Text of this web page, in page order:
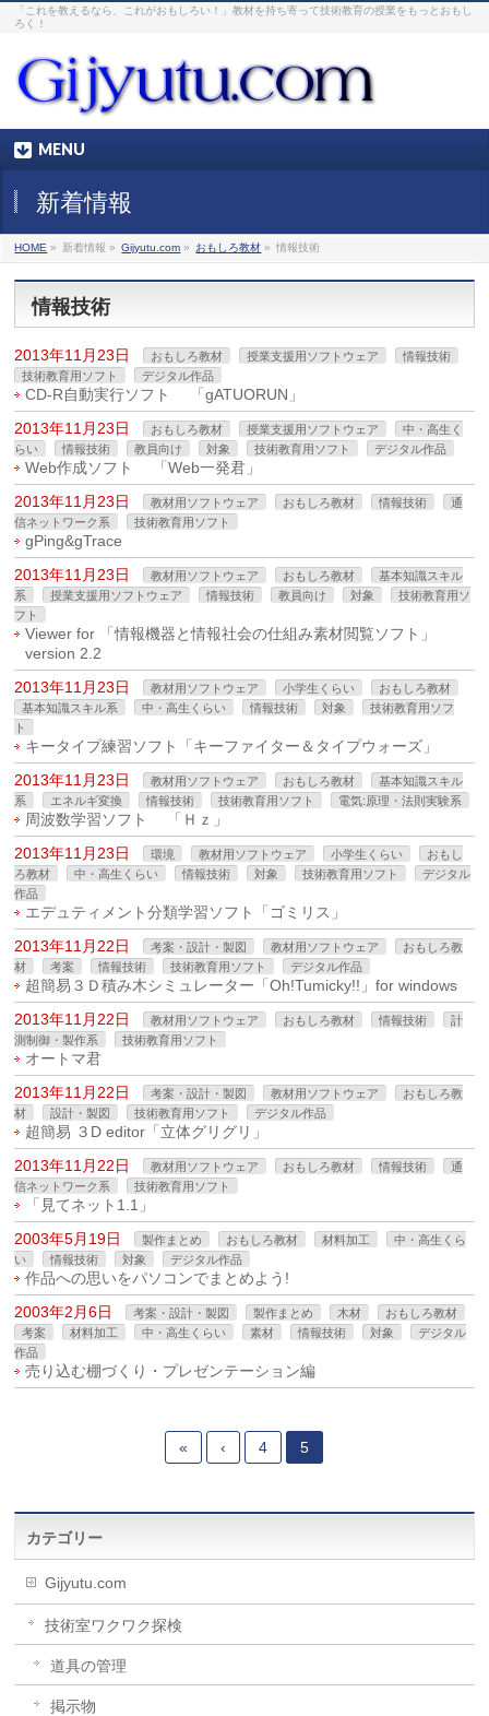
「これを教えるなら、これがおもしろい！」教材を持ち寄って技術教育の授業をもっとおもし
ろく！
MENU
新着情報
HOME » 新着情報 » Gijyutu.com » おもしろ教材 » 情報技術
情報技術
2013年11月23日 おもしろ教材 授業支援用ソフトウェア
情報技術
技術教育用ソフト
デジタル作品
CD-R自動実行ソフト 「gATUORUN」
2013年11月23日
おもしろ教材 授業支援用ソフトウェア
中・高生く
らい
情報技術 教員向け 対象 技術教育用ソフト デジタル作品
Web作成ソフト 「Web一発君」
2013年11月23日
教材用ソフトウェア おもしろ教材 情報技術
通
信ネットワーク系
技術教育用ソフト
gPing&gTrace
2013年11月23日
教材用ソフトウェア おもしろ教材
基本知識スキル
系
授業支援用ソフトウェア 情報技術 教員向け 対象
技術教育用ソ
フト
Viewer for 「情報機器と情報社会の仕組み素材閲覧ソフト」
version 2.2
2013年11月23日
教材用ソフトウェア 小学生くらい
おもしろ教材
基本知識スキル系
中・高生くらい 情報技術 対象
技術教育用ソフ
ト
キータイプ練習ソフト「キーファイター＆タイプウォーズ」
2013年11月23日
教材用ソフトウェア おもしろ教材
基本知識スキル
系
エネルギ変換 情報技術 技術教育用ソフト 電気:原理・法則実験系
周波数学習ソフト 「Ｈｚ」
2013年11月23日
環境 教材用ソフトウェア 小学生くらい
おもし
ろ教材
中・高生くらい 情報技術 対象 技術教育用ソフト
デジタル
作品
エデュティメント分類学習ソフト「ゴミリス」
2013年11月22日
考案・設計・製図 教材用ソフトウェア
おもしろ教
材
考案 情報技術 技術教育用ソフト デジタル作品
超簡易３Ｄ積み木シミュレーター「Oh!Tumicky!!」for windows
2013年11月22日
教材用ソフトウェア おもしろ教材 情報技術
計
測制御・製作系
技術教育用ソフト
オートマ君
2013年11月22日
考案・設計・製図 教材用ソフトウェア
おもしろ教
材
設計・製図 技術教育用ソフト デジタル作品
超簡易 ３D editor「立体グリグリ」
2013年11月22日
教材用ソフトウェア おもしろ教材 情報技術
通
信ネットワーク系
技術教育用ソフト
「見てネット1.1」
2003年5月19日
製作まとめ おもしろ教材 材料加工
中・高生くら
い
情報技術 対象 デジタル作品
作品への思いをパソコンでまとめよう!
2003年2月6日
考案・設計・製図 製作まとめ 木材
おもしろ教材
考案
材料加工 中・高生くらい 素材 情報技術 対象
デジタル
作品
売り込む棚づくり・プレゼンテーション編
« ‹ 4 5
カテゴリー
Gijyutu.com
技術室ワクワク探検
道具の管理
掲示物